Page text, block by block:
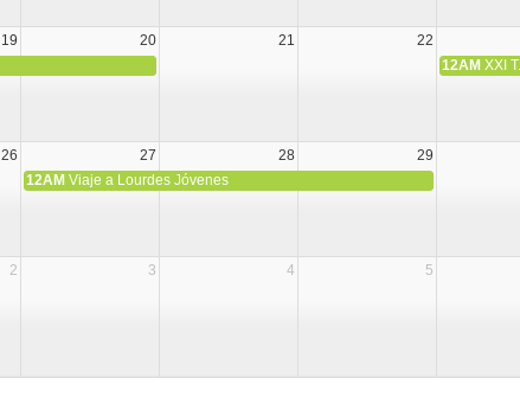
19 20 21 22
12AM XXI
26 27 28 29
12AM Viaje a Lourdes Jóvenes
2 3 4 5